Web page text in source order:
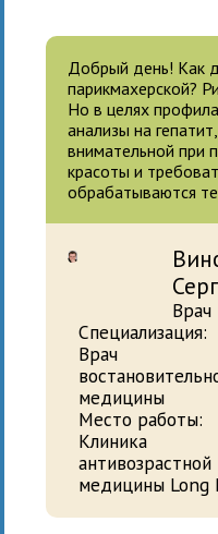
Добрый день! Как
парикмахерской?
Но в целях
анализы на
внимательной при
красоты и
обрабатываются
Врач
Специализация:
Врач
медицины
Место работы:
Клиника
антивозрастной
медицины Long